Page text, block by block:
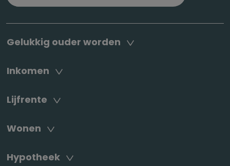
Gelukkig ouder worden
Inkomen
Lijfrente
Wonen
Hypotheek